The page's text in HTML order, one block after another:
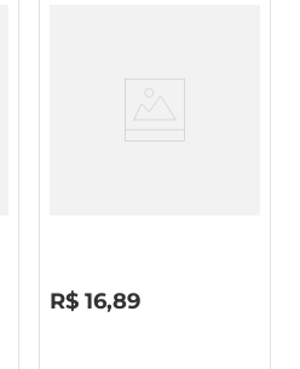
R$ 16,89